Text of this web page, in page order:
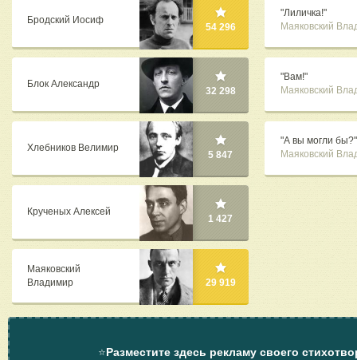
Бродский Иосиф
54 296
Блок Александр
32 298
Хлебников Велимир
5 847
Крученых Алексей
1 427
Маяковский
Владимир
29 919
"Лиличка!"
Маяковский
"Вам!"
Маяковский
"А вы могли бы?"
Маяковский
⭐Разместите здесь рекламу своего